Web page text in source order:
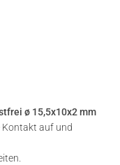
ø 15,5x10x2 mm
Kontakt auf und